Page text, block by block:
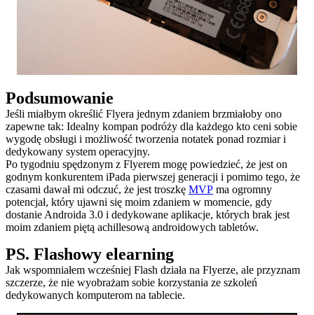
Podsumowanie
Jeśli miałbym określić Flyera jednym zdaniem brzmiałoby ono
zapewne tak: Idealny kompan podróży dla każdego kto ceni sobie
wygodę obsługi i możliwość tworzenia notatek ponad rozmiar i
dedykowany system operacyjny.
Po tygodniu spędzonym z Flyerem mogę powiedzieć, że jest on
godnym konkurentem iPada pierwszej generacji i pomimo tego, że
czasami dawał mi odczuć, że jest troszkę MVP ma ogromny
potencjał, który ujawni się moim zdaniem w momencie, gdy
dostanie Androida 3.0 i dedykowane aplikacje, których brak jest
moim zdaniem piętą achillesową androidowych tabletów.
PS. Flashowy elearning
Jak wspomniałem wcześniej Flash działa na Flyerze, ale przyznam
szczerze, że nie wyobrażam sobie korzystania ze szkoleń
dedykowanych komputerom na tablecie.